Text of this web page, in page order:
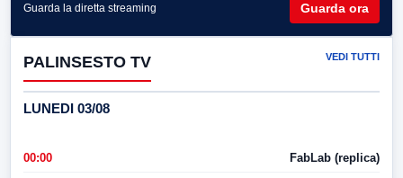
Guarda la diretta streaming Guarda ora
PALINSESTO TV VEDI TUTTI
LUNEDI 03/08
00:00 FabLab (replica)